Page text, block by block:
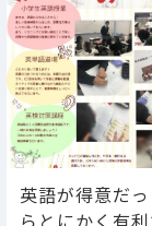
英語が得意だ
らとにかく有